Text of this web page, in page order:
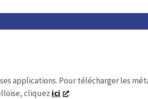
applications. Pour télécharger les
cliquez ici .